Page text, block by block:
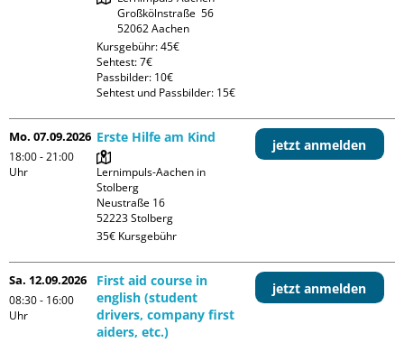
Großkölnstraße  56
Kursgebühr: 45€
Sehtest: 7€
Passbilder: 10€
Sehtest und Passbilder: 15€
Mo. 07.09.2026
18:00 - 21:00
Uhr
Erste Hilfe am Kind
Lernimpuls-Aachen in
Stolberg
Neustraße 16
35€ Kursgebühr
jetzt anmelden
Sa. 12.09.2026
08:30 - 16:00
Uhr
First aid course in
english (student
drivers, company first
aiders, etc.)
jetzt anmelden